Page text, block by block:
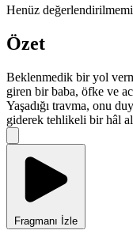
Henüz
Özet
Beklenmedik bir yol
giren bir baba, öfke ve
Yaşadığı travma, onu
giderek tehlikeli bir hâl
Fragmanı İzle